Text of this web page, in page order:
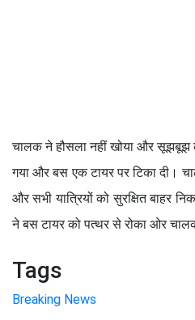
चालक ने हौसला नहीं खोया और सूझबूझ
गया और बस एक टायर पर टिका दी।
और सभी यात्रियों को सुरक्षित बाहर
ने बस टायर को पत्थर से रोका ओर चालक
Tags
Breaking News